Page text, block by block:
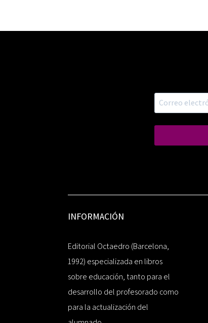
INFORMACIÓN
Editorial Octaedro (Barcelona,
1992) especializada en libros
sobre educación, tanto para el
desarrollo del profesorado como
para la actualización del